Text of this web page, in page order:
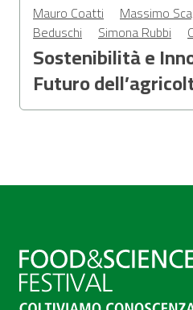
Mauro Coatti Massimo
Beduschi
Simona Rubbi
Sostenibilità e
Futuro